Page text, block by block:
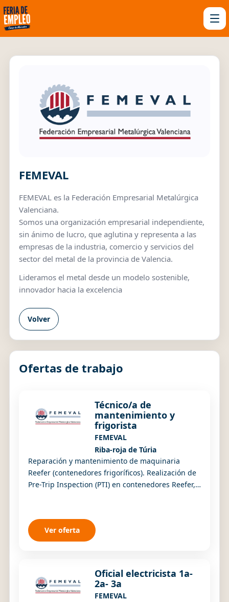
FEMEVAL
FEMEVAL es la Federación Empresarial Metalúrgica
Valenciana.
Somos una organización empresarial independiente,
sin ánimo de lucro, que aglutina y representa a las
empresas de la industria, comercio y servicios del
sector del metal de la provincia de Valencia.
Lideramos el metal desde un modelo sostenible,
innovador hacia la excelencia
Volver
Ofertas de trabajo
Técnico/a de
mantenimiento y
frigorista
FEMEVAL
Riba-roja de Túria
Reparación y mantenimiento de maquinaria
Reefer (contenedores frigoríficos). Realización de
Pre-Trip Inspection (PTI) en contenedores Reefer,
Ver oferta
Oficial electricista 1a-
2a- 3a
FEMEVAL